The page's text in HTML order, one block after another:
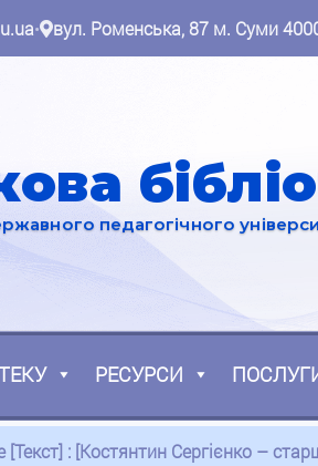
• вул. Роменська, 87 м. Суми
педагогічного
РЕСУРСИ
: [Костянтин Сергієнко –